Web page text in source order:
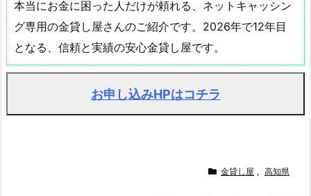
本当にお金に困った人だけが頼れる、ネットキャッシン
グ専用の金貸し屋さんのご紹介です。2026年で12年目
となる、信頼と実績の安心金貸し屋です。
お申し込みHPはコチラ
金貸し屋 , 高知県